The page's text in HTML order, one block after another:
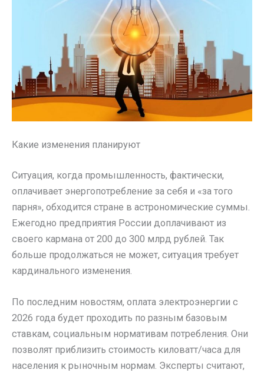
Какие изменения планируют
Ситуация, когда промышленность, фактически,
оплачивает энергопотребление за себя и «за того
парня», обходится стране в астрономические суммы.
Ежегодно предприятия России доплачивают из
своего кармана от 200 до 300 млрд рублей. Так
больше продолжаться не может, ситуация требует
кардинального изменения.
По последним новостям, оплата электроэнергии с
2026 года будет проходить по разным базовым
ставкам, социальным нормативам потребления. Они
позволят приблизить стоимость киловатт/часа для
населения к рыночным нормам. Эксперты считают,